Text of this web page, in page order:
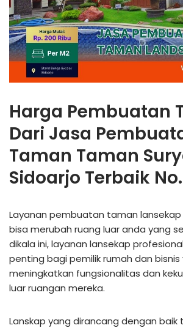
Harga Pembuatan
Dari Jasa
Taman Taman
Sidoarjo Terbaik
Layanan pembuatan taman
bisa merubah ruang luar anda yang
dikala ini, layanan lansekap
penting bagi pemilik rumah dan bisnis
meningkatkan fungsionalitas dan
luar ruangan mereka.
Lanskap yang dirancang dengan baik